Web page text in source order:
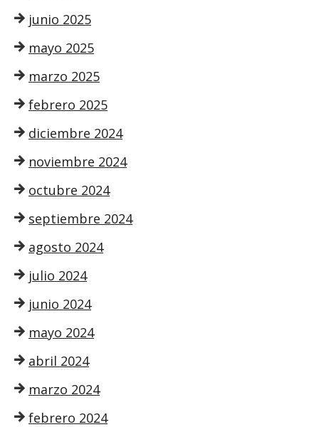
junio 2025
mayo 2025
marzo 2025
febrero 2025
diciembre 2024
noviembre 2024
octubre 2024
septiembre 2024
agosto 2024
julio 2024
junio 2024
mayo 2024
abril 2024
marzo 2024
febrero 2024